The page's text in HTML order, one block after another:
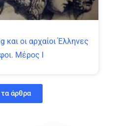
και οι αρχαίοι Έλληνες
Μέρος Ι
άρθρα